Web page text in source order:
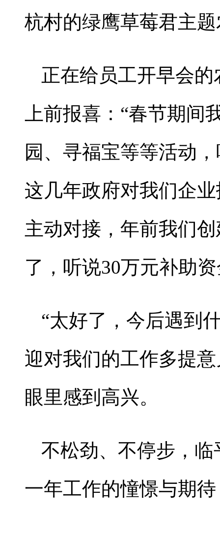
杭村的绿鹰草莓君主
正在给员工开早会
上前报喜：“春节期
园、寻福宝等等活动
这几年政府对我们企
主动对接，年前我们
了，听说30万元补助
“太好了，今后遇到
迎对我们的工作多提
眼里感到高兴。
不松劲、不停步，
一年工作的憧憬与期